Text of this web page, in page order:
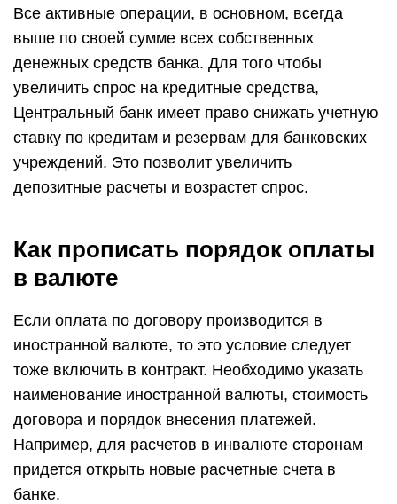
Все активные операции, в основном, всегда
выше по своей сумме всех собственных
денежных средств банка. Для того чтобы
увеличить спрос на кредитные средства,
Центральный банк имеет право снижать учетную
ставку по кредитам и резервам для банковских
учреждений. Это позволит увеличить
депозитные расчеты и возрастет спрос.
Как прописать порядок оплаты
в валюте
Если оплата по договору производится в
иностранной валюте, то это условие следует
тоже включить в контракт. Необходимо указать
наименование иностранной валюты, стоимость
договора и порядок внесения платежей.
Например, для расчетов в инвалюте сторонам
придется открыть новые расчетные счета в
банке.